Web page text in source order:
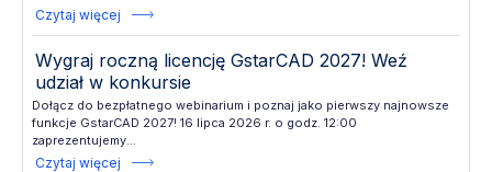
Czytaj więcej
Wygraj roczną licencję GstarCAD 2027! Weź
udział w konkursie
Dołącz do bezpłatnego webinarium i poznaj jako pierwszy najnowsze
funkcje GstarCAD 2027! 16 lipca 2026 r. o godz. 12:00
zaprezentujemy...
Czytaj więcej